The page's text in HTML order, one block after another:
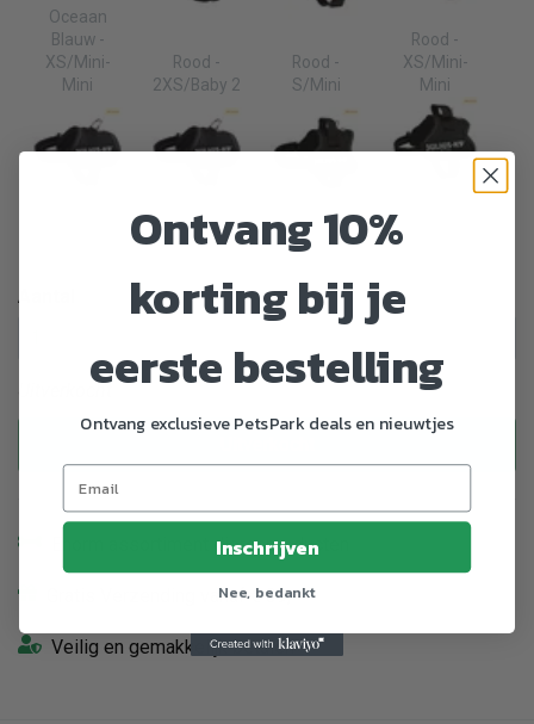
Oceaan
Blauw -
XS/Mini-
Mini
Rood -
2XS/Baby 2
Rood -
S/Mini
Rood -
XS/Mini-
Mini
Zwart -
Zwart -
S/Mini
XS/Mini-
Aantal
Uitverkocht
Enorm assortiment dierenproducten
Gratis Verzending vanaf € 39,-
Veilig en gemakkelijk betalen
Ontvang 10%
korting bij je
eerste bestelling
Ontvang exclusieve PetsPark deals en nieuwtjes
Inschrijven
Nee, bedankt